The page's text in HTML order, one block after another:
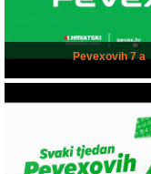
Pevexovih 7 a